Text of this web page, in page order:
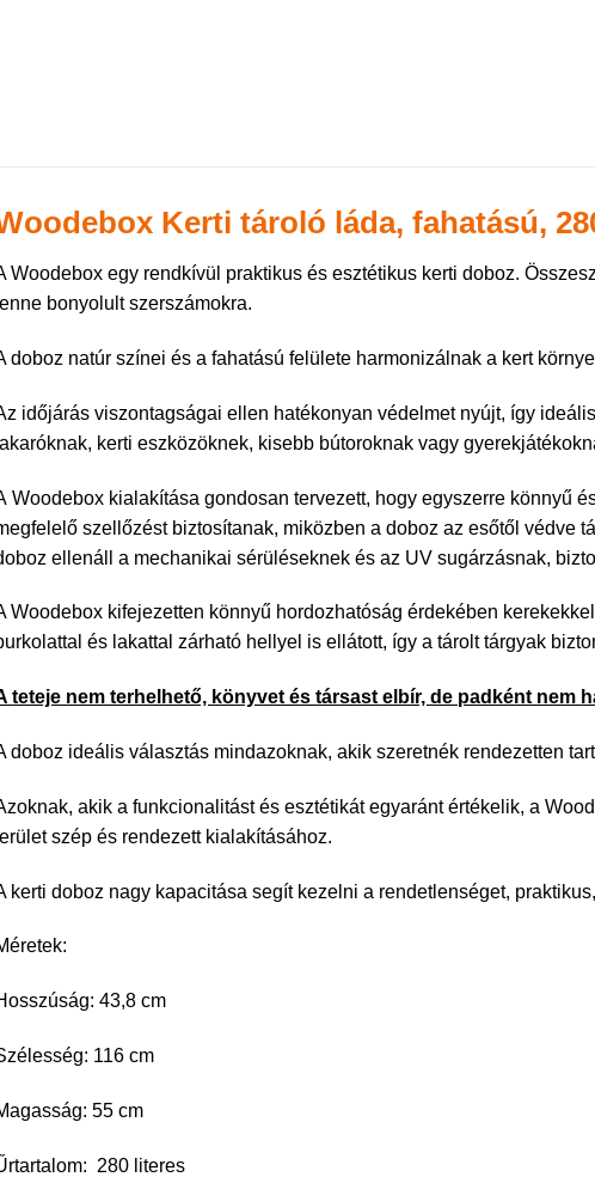
Kerti tároló láda, fahatású,
Woodebox egy rendkívül praktikus és esztétikus kerti doboz.
lenne bonyolult szerszámokra.
doboz natúr színei és a fahatású felülete harmonizálnak a kert
időjárás viszontagságai ellen hatékonyan védelmet nyújt, így
kerti eszközöknek, kisebb bútoroknak vagy
Woodebox kialakítása gondosan tervezett, hogy egyszerre könnyű
szellőzést biztosítanak, miközben a doboz az esőtől védve
ellenáll a mechanikai sérüléseknek és az UV sugárzásnak,
Woodebox kifejezetten könnyű hordozhatóság érdekében
és lakattal zárható hellyel is ellátott, így a tárolt tárgyak
teteje nem terhelhető, könyvet és társast elbír, de padként nem
doboz ideális választás mindazoknak, akik szeretnék rendezetten
akik a funkcionalitást és esztétikát egyaránt értékelik, a
szép és rendezett kialakításához.
kerti doboz nagy kapacitása segít kezelni a rendetlenséget,
43,8 cm
116 cm
55 cm
280 literes